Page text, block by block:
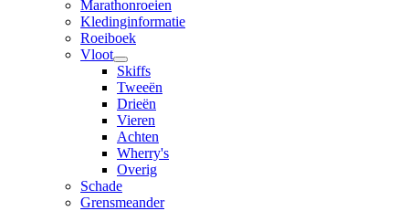
Marathonroeien
Kledinginformatie
Roeiboek
Vloot
Skiffs
Tweeën
Drieën
Vieren
Achten
Wherry's
Overig
Schade
Grensmeander